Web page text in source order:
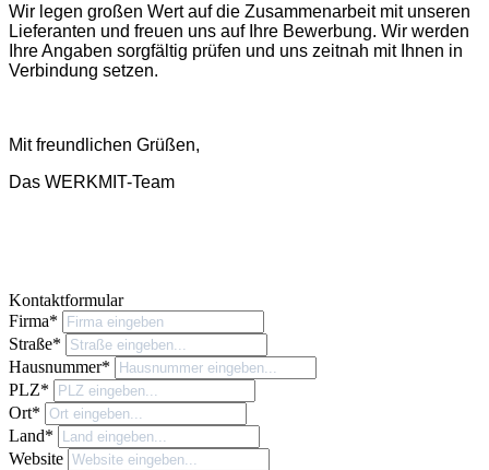
Wir legen großen Wert auf die Zusammenarbeit mit unseren
Lieferanten und freuen uns auf Ihre Bewerbung. Wir werden
Ihre Angaben sorgfältig prüfen und uns zeitnah mit Ihnen in
Verbindung setzen.
Mit freundlichen Grüßen,
Das WERKMIT-Team
Kontaktformular
Firma*
Straße*
Hausnummer*
PLZ*
Ort*
Land*
Website